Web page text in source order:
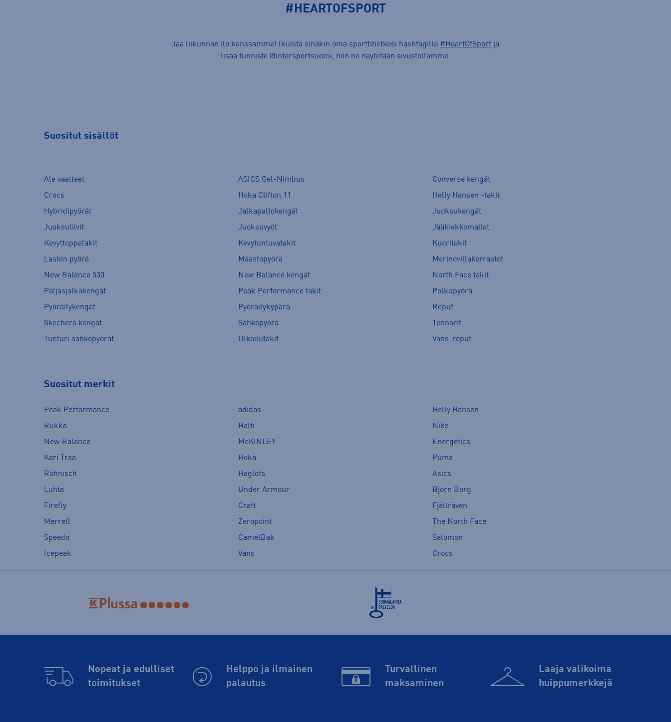
#HEARTOFSPORT
Jaa liikunnan ilo kanssamme! Ikuista sinäkin oma sporttihetkesi hashtagilla #HeartOfSport ja
lisää tunniste @intersportsuomi, niin ne näytetään sivustollamme.
Suositut sisällöt
Ale vaatteet ASICS Gel-Nimbus
Converse kengät
Crocs
Hoka Clifton 11
Helly Hansen -takit
Hybridipyörät
Jalkapallokengät
Juoksukengät
Juoksuliivit
Juoksuvyöt
Jääkiekkomailat
Kevyttoppatakit
Kevytuntuvatakit
Kuoritakit
Lasten pyörä
Maastopyörä
Merinovillakerrastot
New Balance 530
New Balance kengät
North Face takit
Paljasjalkakengät
Peak Performance takit
Polkupyörä
Pyöräilykengät
Pyöräilykypärä
Reput
Skechers kengät
Sähköpyörä
Tennarit
Tunturi sähköpyörät
Ulkoilutakit Vans-reput
Suositut merkit
Peak Performance adidas
Helly Hansen
Rukka
Halti
Nike
New Balance
McKINLEY
Energetics
Kari Traa
Hoka
Puma
Röhnisch
Haglöfs
Asics
Luhta
Under Armour
Björn Borg
Firefly
Craft
Fjällräven
Merrell
Zeropoint
The North Face
Speedo
CamelBak
Salomon
Icepeak
Vans Crocs
Nopeat ja edulliset
toimitukset
Helppo ja ilmainen
palautus
Turvallinen
maksaminen
Laaja valikoima
huippu­merkkejä